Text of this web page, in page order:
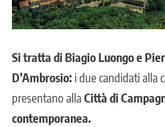
Si tratta di Biagio Luongo e
D’Ambrosio: i due candidati alla
presentano alla Città di
contemporanea.